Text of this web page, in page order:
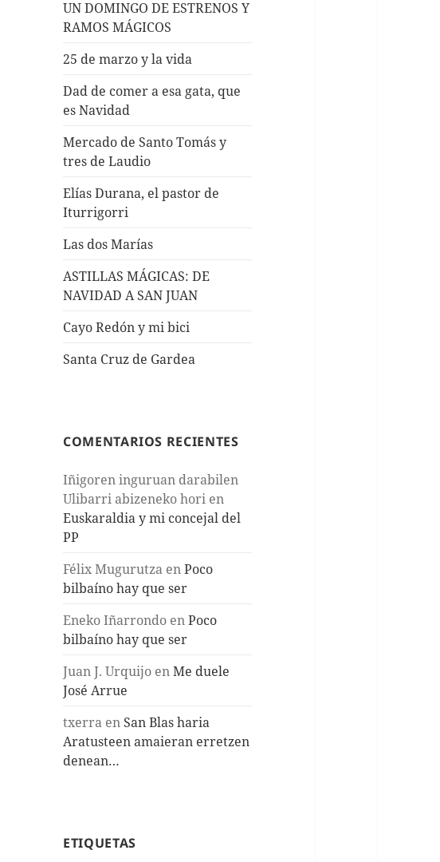
UN DOMINGO DE ESTRENOS Y
RAMOS MÁGICOS
25 de marzo y la vida
Dad de comer a esa gata, que
es Navidad
Mercado de Santo Tomás y
tres de Laudio
Elías Durana, el pastor de
Iturrigorri
Las dos Marías
ASTILLAS MÁGICAS: DE
NAVIDAD A SAN JUAN
Cayo Redón y mi bici
Santa Cruz de Gardea
COMENTARIOS RECIENTES
Iñigoren inguruan darabilen
Ulibarri abizeneko hori en
Euskaraldia y mi concejal del
PP
Félix Mugurutza enPoco
bilbaíno hay que ser
Eneko Iñarrondo enPoco
bilbaíno hay que ser
Juan J. Urquijo enMe duele
José Arrue
txerra en San Blas haria
Aratusteen amaieran erretzen
denean…
ETIQUETAS